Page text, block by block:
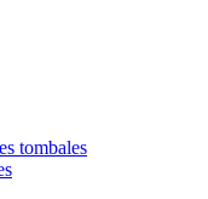
tombales